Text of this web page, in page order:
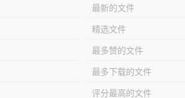
最新的文件
精选文件
最多赞的文件
最多下载的文件
评分最高的文件